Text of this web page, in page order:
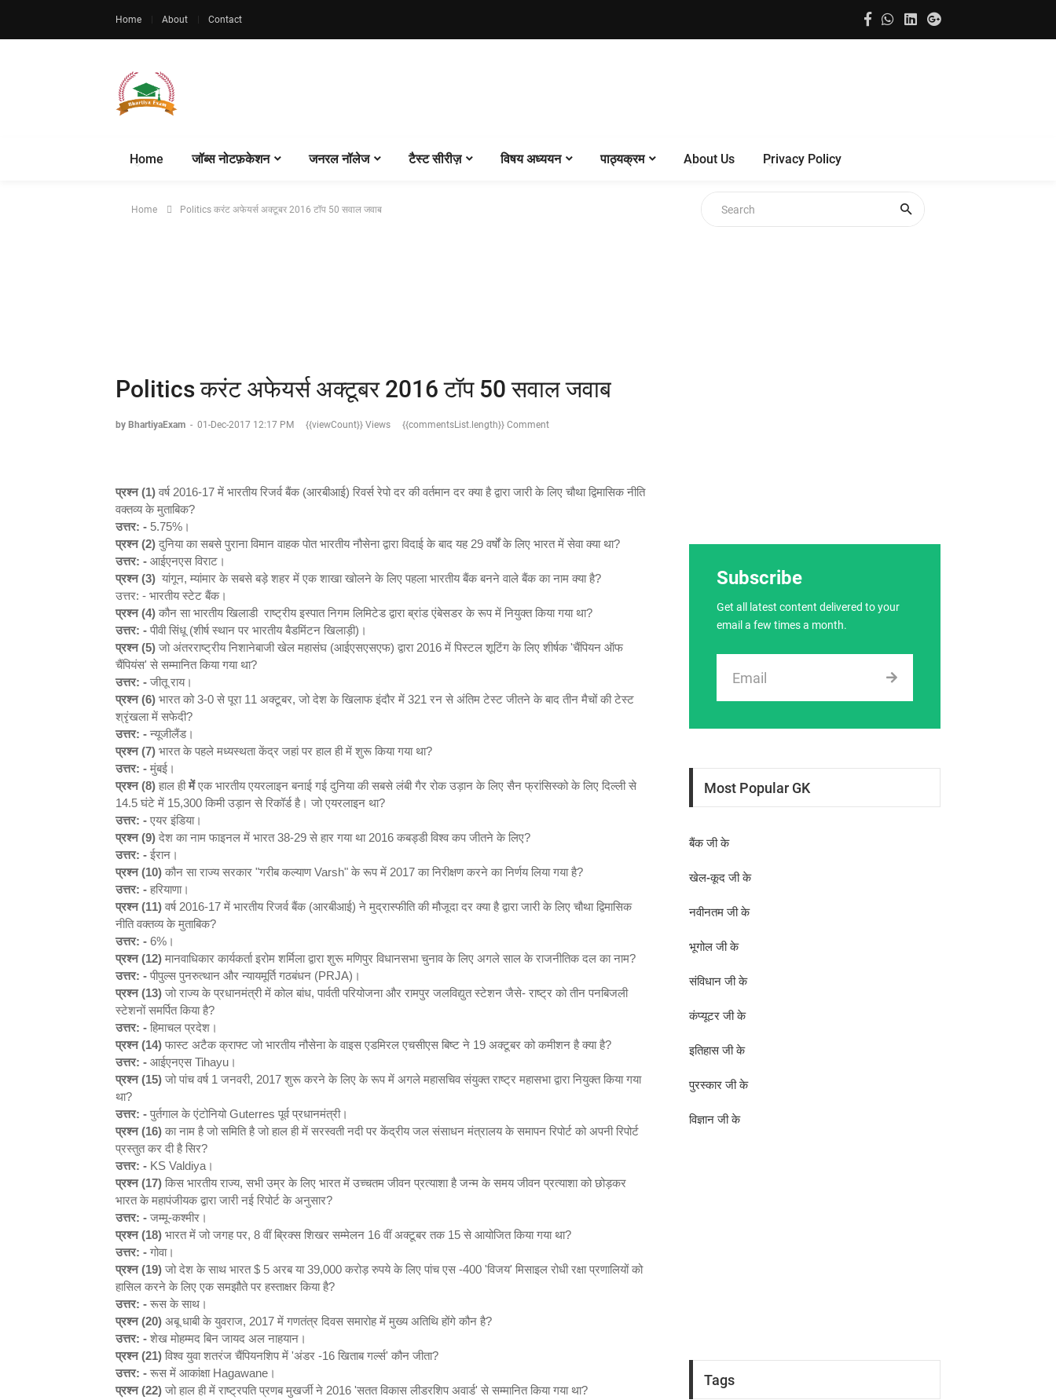
Home About Contact
Home जॉब्स नोटफ़केशन जनरल नॉलेज टैस्ट सीरीज़ विषय अध्ययन पाठ्यक्रम About Us Privacy Policy
Home Politics करंट अफेयर्स अक्टूबर 2016 टॉप 50 सवाल जवाब
Politics करंट अफेयर्स अक्टूबर 2016 टॉप 50 सवाल जवाब
by BhartiyaExam - 01-Dec-2017 12:17 PM {{viewCount}} Views {{commentsList.length}} Comment
प्रश्न (1) वर्ष 2016-17 में भारतीय रिजर्व बैंक (आरबीआई) रिवर्स रेपो दर की वर्तमान दर क्या है द्वारा जारी के लिए चौथा द्विमासिक नीति
वक्तव्य के मुताबिक?
उत्तर: - 5.75%।
प्रश्न (2) दुनिया का सबसे पुराना विमान वाहक पोत भारतीय नौसेना द्वारा विदाई के बाद यह 29 वर्षों के लिए भारत में सेवा क्या था?
उत्तर: - आईएनएस विराट।
प्रश्न (3) यांगून, म्यांमार के सबसे बड़े शहर में एक शाखा खोलने के लिए पहला भारतीय बैंक बनने वाले बैंक का नाम क्या है?
उत्तर: - भारतीय स्टेट बैंक।
प्रश्न (4) कौन सा भारतीय खिलाडी राष्ट्रीय इस्पात निगम लिमिटेड द्वारा ब्रांड एंबेसडर के रूप में नियुक्त किया गया था?
उत्तर: - पीवी सिंधू (शीर्ष स्थान पर भारतीय बैडमिंटन खिलाड़ी)।
प्रश्न (5) जो अंतरराष्ट्रीय निशानेबाजी खेल महासंघ (आईएसएसएफ) द्वारा 2016 में पिस्टल शूटिंग के लिए शीर्षक 'चैंपियन ऑफ
चैंपियंस' से सम्मानित किया गया था?
उत्तर: - जीतू राय।
प्रश्न (6) भारत को 3-0 से पूरा 11 अक्टूबर, जो देश के खिलाफ इंदौर में 321 रन से अंतिम टेस्ट जीतने के बाद तीन मैचों की टेस्ट
श्रृंखला में सफेदी?
उत्तर: - न्यूजीलैंड।
प्रश्न (7) भारत के पहले मध्यस्थता केंद्र जहां पर हाल ही में शुरू किया गया था?
उत्तर: - मुंबई।
प्रश्न (8) हाल हीमेंएक भारतीय एयरलाइन बनाई गई दुनिया की सबसे लंबी गैर रोक उड़ान के लिए सैन फ्रांसिस्को के लिए दिल्ली से
14.5 घंटे में 15,300 किमी उड़ान से रिकॉर्ड है। जो एयरलाइन था?
उत्तर: - एयर इंडिया।
प्रश्न (9) देश का नाम फाइनल में भारत 38-29 से हार गया था 2016 कबड्डी विश्व कप जीतने के लिए?
उत्तर: - ईरान।
प्रश्न (10) कौन सा राज्य सरकार "गरीब कल्याण Varsh" के रूप में 2017 का निरीक्षण करने का निर्णय लिया गया है?
उत्तर: - हरियाणा।
प्रश्न (11) वर्ष 2016-17 में भारतीय रिजर्व बैंक (आरबीआई) ने मुद्रास्फीति की मौजूदा दर क्या है द्वारा जारी के लिए चौथा द्विमासिक
नीति वक्तव्य के मुताबिक?
उत्तर: - 6%।
प्रश्न (12) मानवाधिकार कार्यकर्ता इरोम शर्मिला द्वारा शुरू मणिपुर विधानसभा चुनाव के लिए अगले साल के राजनीतिक दल का नाम?
उत्तर: - पीपुल्स पुनरुत्थान और न्यायमूर्ति गठबंधन (PRJA)।
प्रश्न (13) जो राज्य के प्रधानमंत्री में कोल बांध, पार्वती परियोजना और रामपुर जलविद्युत स्टेशन जैसे- राष्ट्र को तीन पनबिजली
स्टेशनों समर्पित किया है?
उत्तर: - हिमाचल प्रदेश।
प्रश्न (14) फास्ट अटैक क्राफ्ट जो भारतीय नौसेना के वाइस एडमिरल एचसीएस बिष्ट ने 19 अक्टूबर को कमीशन है क्या है?
उत्तर: - आईएनएस Tihayu।
प्रश्न (15) जो पांच वर्ष 1 जनवरी, 2017 शुरू करने के लिए के रूप में अगले महासचिव संयुक्त राष्ट्र महासभा द्वारा नियुक्त किया गया
था?
उत्तर: - पुर्तगाल के एंटोनियो Guterres पूर्व प्रधानमंत्री।
प्रश्न (16) का नाम है जो समिति है जो हाल ही में सरस्वती नदी पर केंद्रीय जल संसाधन मंत्रालय के समापन रिपोर्ट को अपनी रिपोर्ट
प्रस्तुत कर दी है सिर?
उत्तर: - KS Valdiya।
प्रश्न (17) किस भारतीय राज्य, सभी उम्र के लिए भारत में उच्चतम जीवन प्रत्याशा है जन्म के समय जीवन प्रत्याशा को छोड़कर
भारत के महापंजीयक द्वारा जारी नई रिपोर्ट के अनुसार?
उत्तर: - जम्मू-कश्मीर।
प्रश्न (18) भारत में जो जगह पर, 8 वीं ब्रिक्स शिखर सम्मेलन 16 वीं अक्टूबर तक 15 से आयोजित किया गया था?
उत्तर: - गोवा।
प्रश्न (19) जो देश के साथ भारत $ 5 अरब या 39,000 करोड़ रुपये के लिए पांच एस -400 'विजय' मिसाइल रोधी रक्षा प्रणालियों को
हासिल करने के लिए एक समझौते पर हस्ताक्षर किया है?
उत्तर: - रूस के साथ।
प्रश्न (20) अबू धाबी के युवराज, 2017 में गणतंत्र दिवस समारोह में मुख्य अतिथि होंगे कौन है?
उत्तर: - शेख मोहम्मद बिन जायद अल नाहयान।
प्रश्न (21) विश्व युवा शतरंज चैंपियनशिप में 'अंडर -16 खिताब गर्ल्स' कौन जीता?
उत्तर: - रूस में आकांक्षा Hagawane।
प्रश्न (22) जो हाल ही में राष्ट्रपति प्रणब मुखर्जी ने 2016 'सतत विकास लीडरशिप अवार्ड' से सम्मानित किया गया था?
Subscribe
Get all latest content delivered to your
email a few times a month.
Most Popular GK
बैंक जी के
खेल-कूद जी के
नवीनतम जी के
भूगोल जी के
संविधान जी के
कंप्यूटर जी के
इतिहास जी के
पुरस्कार जी के
विज्ञान जी के
Tags